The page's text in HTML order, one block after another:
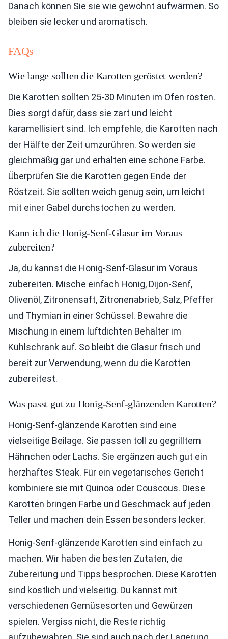
Danach können Sie sie wie gewohnt aufwärmen. So
bleiben sie lecker und aromatisch.
FAQs
Wie lange sollten die Karotten geröstet werden?
Die Karotten sollten 25-30 Minuten im Ofen rösten.
Dies sorgt dafür, dass sie zart und leicht
karamellisiert sind. Ich empfehle, die Karotten nach
der Hälfte der Zeit umzurühren. So werden sie
gleichmäßig gar und erhalten eine schöne Farbe.
Überprüfen Sie die Karotten gegen Ende der
Röstzeit. Sie sollten weich genug sein, um leicht
mit einer Gabel durchstochen zu werden.
Kann ich die Honig-Senf-Glasur im Voraus
zubereiten?
Ja, du kannst die Honig-Senf-Glasur im Voraus
zubereiten. Mische einfach Honig, Dijon-Senf,
Olivenöl, Zitronensaft, Zitronenabrieb, Salz, Pfeffer
und Thymian in einer Schüssel. Bewahre die
Mischung in einem luftdichten Behälter im
Kühlschrank auf. So bleibt die Glasur frisch und
bereit zur Verwendung, wenn du die Karotten
zubereitest.
Was passt gut zu Honig-Senf-glänzenden Karotten?
Honig-Senf-glänzende Karotten sind eine
vielseitige Beilage. Sie passen toll zu gegrilltem
Hähnchen oder Lachs. Sie ergänzen auch gut ein
herzhaftes Steak. Für ein vegetarisches Gericht
kombiniere sie mit Quinoa oder Couscous. Diese
Karotten bringen Farbe und Geschmack auf jeden
Teller und machen dein Essen besonders lecker.
Honig-Senf-glänzende Karotten sind einfach zu
machen. Wir haben die besten Zutaten, die
Zubereitung und Tipps besprochen. Diese Karotten
sind köstlich und vielseitig. Du kannst mit
verschiedenen Gemüsesorten und Gewürzen
spielen. Vergiss nicht, die Reste richtig